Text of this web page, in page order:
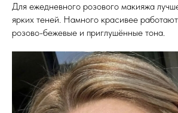
Для ежедневного розового макияжа
ярких теней. Намного красивее
розово-бежевые и приглушённые тона.